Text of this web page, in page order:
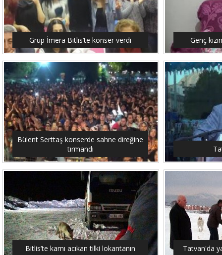
Grup İmera Bitlis’te konser verdi Genç
Bülent Serttaş konserde sahne direğine
tırmandı
Bitlis’te karnı acıkan tilki lokantanın
Tatvan'da